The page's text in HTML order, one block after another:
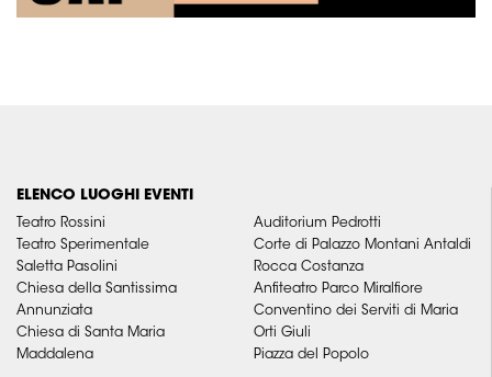
ELENCO LUOGHI EVENTI
Teatro Rossini
Teatro Sperimentale
Saletta Pasolini
Chiesa della Santissima
Annunziata
Chiesa di Santa Maria
Maddalena
Auditorium Pedrotti
Corte di Palazzo Montani Antaldi
Rocca Costanza
Anfiteatro Parco Miralfiore
Conventino dei Serviti di Maria
Orti Giuli
Piazza del Popolo